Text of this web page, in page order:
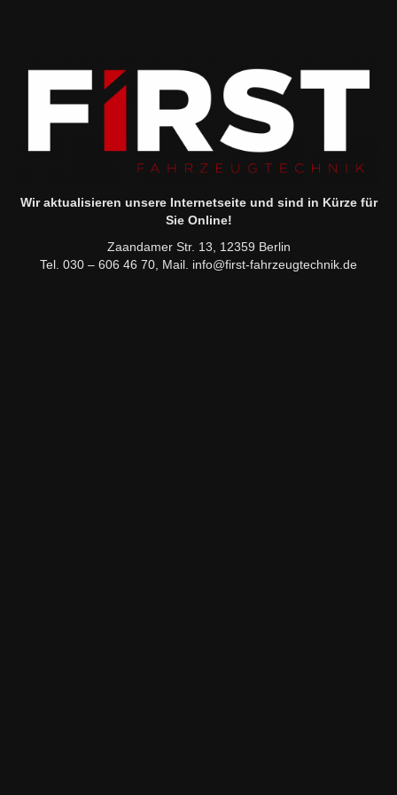
Wir aktualisieren unsere Internetseite und sind in Kürze für
Sie Online!
Zaandamer Str. 13, 12359 Berlin
Tel. 030 – 606 46 70, Mail. info@first-fahrzeugtechnik.de